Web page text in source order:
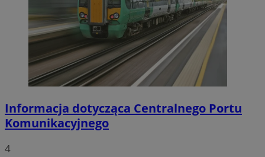
Informacja dotycząca Centralnego Portu
Komunikacyjnego
4